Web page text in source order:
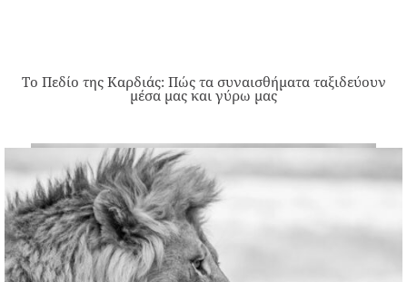
Το Πεδίο της Καρδιάς: Πώς τα συναισθήματα ταξιδεύουν
μέσα μας και γύρω μας